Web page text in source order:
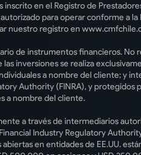
en el Registro de
para operar conforme a la
nuestro registro en
de instrumentos financieros. No
inversiones se realiza
a nombre del cliente; y
Authority (FINRA), y protegidos
a nombre del cliente.
a través de intermediarios
Industry Regulatory
en entidades de EE.UU.